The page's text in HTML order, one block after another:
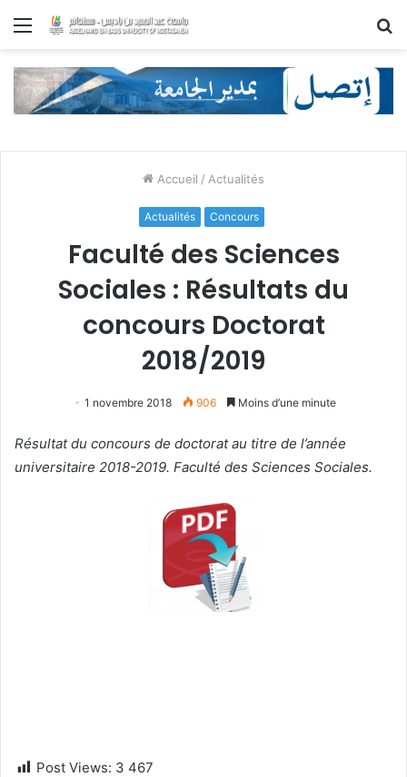
Menu
Accueil / Actualités
Actualités Concours
Faculté des Sciences
Sociales : Résultats du
concours Doctorat
2018/2019
1 novembre 2018 906 Moins d’une minute
Résultat du concours de doctorat au titre de l’année
universitaire 2018-2019. Faculté des Sciences Sociales.
Post Views: 3 467